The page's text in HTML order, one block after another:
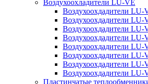
Воздухоохладители LU-VE
Воздухоохдадители LU-
Воздухоохдадители LU-
Воздухоохдадители LU-
Воздухоохдадители LU-
Воздухоохдадители LU-
Воздухоохдадители LU-
Воздухоохдадители LU-
Воздухоохдадители LU-
Пластинчатые